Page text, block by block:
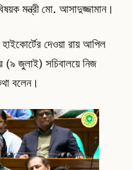
মন্ত্রী মো. আসাদুজ্জামান।
দেওয়া রায় আপিল
(৯ জুলাই) সচিবালয়ে নিজ
বলেন।